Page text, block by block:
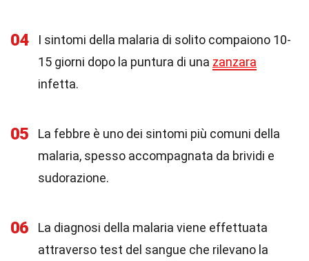
04
I sintomi della malaria di solito compaiono 10-
15 giorni dopo la puntura di una zanzara
infetta.
05
La febbre è uno dei sintomi più comuni della
malaria, spesso accompagnata da brividi e
sudorazione.
06
La diagnosi della malaria viene effettuata
attraverso test del sangue che rilevano la